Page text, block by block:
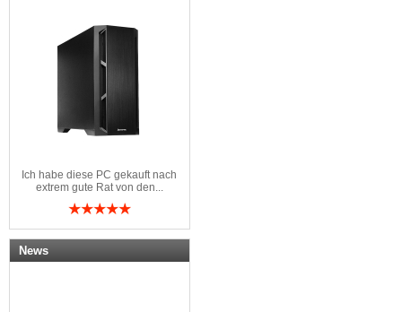
Ich habe diese PC gekauft nach
extrem gute Rat von den...
News